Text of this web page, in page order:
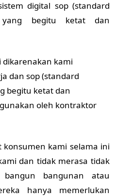
digital sop (standard
yang begitu ketat dan
dikarenakan kami
dan sop (standard
begitu ketat dan
oleh kontraktor
kami selama ini
dan tidak merasa tidak
bangunan atau
hanya memerlukan